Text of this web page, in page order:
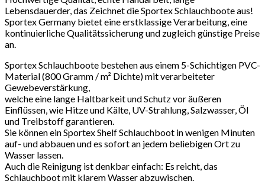
Lebensdauerder, das Zeichnet die Sportex Schlauchboote aus!
Sportex Germany bietet eine erstklassige Verarbeitung, eine
kontinuierliche Qualitätssicherung und zugleich günstige Preise
an.
Sportex Schlauchboote bestehen aus einem 5-Schichtigen PVC-
Material (800 Gramm / m² Dichte) mit verarbeiteter
Gewebeverstärkung,
welche eine lange Haltbarkeit und Schutz vor äußeren
Einflüssen, wie Hitze und Kälte, UV-Strahlung, Salzwasser, Öl
und Treibstoff garantieren.
Sie können ein Sportex Shelf Schlauchboot in wenigen Minuten
auf- und abbauen und es sofort an jedem beliebigen Ort zu
Wasser lassen.
Auch die Reinigung ist denkbar einfach: Es reicht, das
Schlauchboot mit klarem Wasser abzuwischen.